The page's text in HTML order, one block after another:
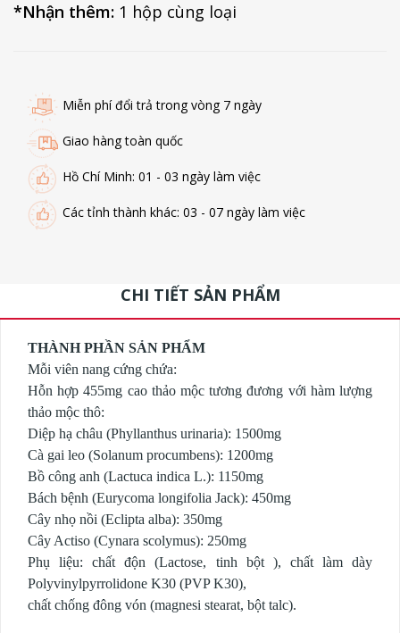
*Nhận thêm: 1 hộp cùng loại
Miễn phí đổi trả trong vòng 7 ngày
Giao hàng toàn quốc
Hồ Chí Minh: 01 - 03 ngày làm việc
Các tỉnh thành khác: 03 - 07 ngày làm việc
CHI TIẾT SẢN PHẨM
THÀNH PHẦN SẢN PHẨM
Mỗi viên nang cứng chứa:
Hỗn hợp 455mg cao thảo mộc tương đương với hàm lượng
thảo mộc thô:
Diệp hạ châu (Phyllanthus urinaria): 1500mg
Cà gai leo (Solanum procumbens): 1200mg
Bồ công anh (Lactuca indica L.): 1150mg
Bách bệnh (Eurycoma longifolia Jack): 450mg
Cây nhọ nồi (Eclipta alba): 350mg
Cây Actiso (Cynara scolymus): 250mg
Phụ liệu: chất độn (Lactose, tinh bột ), chất làm dày
Polyvinylpyrrolidone K30 (PVP K30),
chất chống đông vón (magnesi stearat, bột talc).